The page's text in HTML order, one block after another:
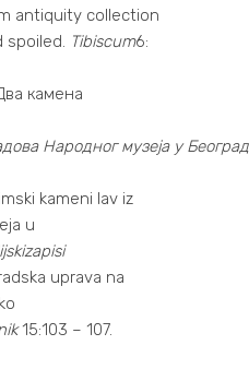
antiquity collection
spoiled. Tibiscum6:
камена
Народног музеја у
kameni lav iz
u
zapisi
uprava na
15:103 – 107.